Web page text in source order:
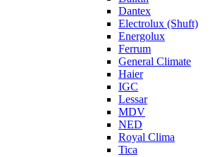
Dantex
Electrolux (Shuft)
Energolux
Ferrum
General Climate
Haier
IGC
Lessar
MDV
NED
Royal Clima
Tica